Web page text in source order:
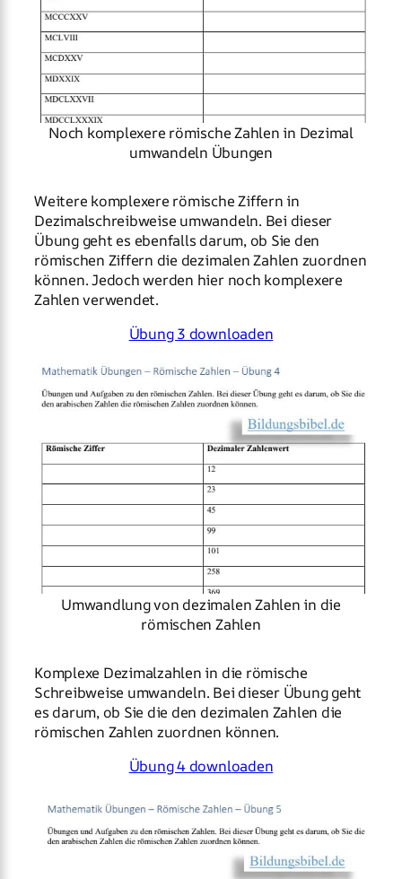
Noch komplexere römische Zahlen in Dezimal
umwandeln Übungen
Weitere komplexere römische Ziffern in
Dezimalschreibweise umwandeln. Bei dieser
Übung geht es ebenfalls darum, ob Sie den
römischen Ziffern die dezimalen Zahlen zuordnen
können. Jedoch werden hier noch komplexere
Zahlen verwendet.
Übung 3 downloaden
Umwandlung von dezimalen Zahlen in die
römischen Zahlen
Komplexe Dezimalzahlen in die römische
Schreibweise umwandeln. Bei dieser Übung geht
es darum, ob Sie die den dezimalen Zahlen die
römischen Zahlen zuordnen können.
Übung 4 downloaden